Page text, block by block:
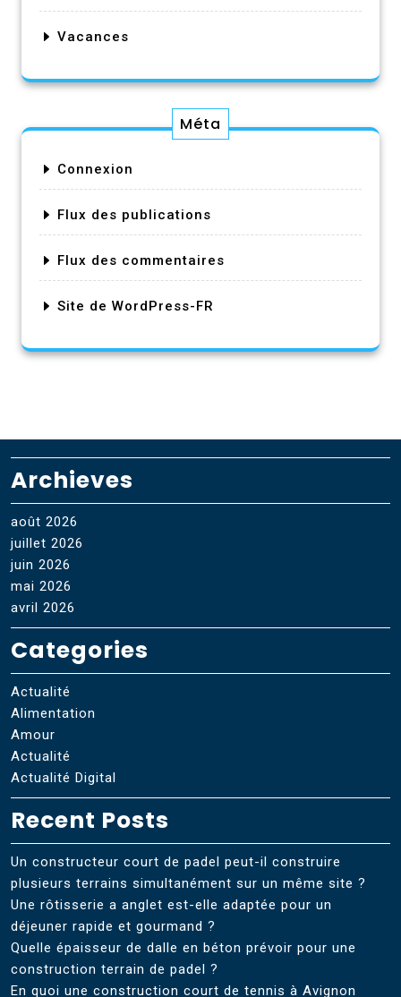
Vacances
Méta
Connexion
Flux des publications
Flux des commentaires
Site de WordPress-FR
Archieves
août 2026
juillet 2026
juin 2026
mai 2026
avril 2026
Categories
Actualité
Alimentation
Amour
Actualité
Actualité Digital
Recent Posts
Un constructeur court de padel peut-il construire
plusieurs terrains simultanément sur un même site ?
Une rôtisserie a anglet est-elle adaptée pour un
déjeuner rapide et gourmand ?
Quelle épaisseur de dalle en béton prévoir pour une
construction terrain de padel ?
En quoi une construction court de tennis à Avignon